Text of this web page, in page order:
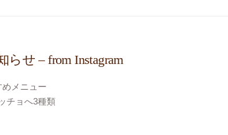
らせ – from Instagram
メニュー
チョへ3種類